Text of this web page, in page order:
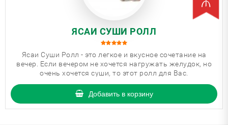
ЯСАИ СУШИ РОЛЛ
Ясаи Суши Ролл - это легкое и вкусное сочетание на
вечер. Если вечером не хочется нагружать желудок, но
очень хочется суши, то этот ролл для Вас.
Добавить в корзину